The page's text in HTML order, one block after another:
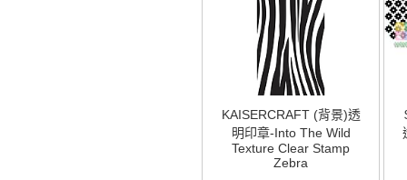
KAISERCRAFT (背景)透
明印章-Into The Wild
Texture Clear Stamp
Zebra